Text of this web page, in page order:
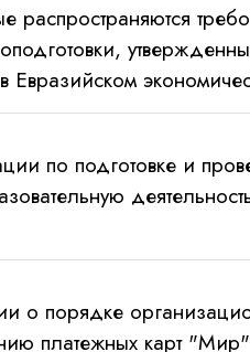
по подготовке и
о порядке
платежных карт